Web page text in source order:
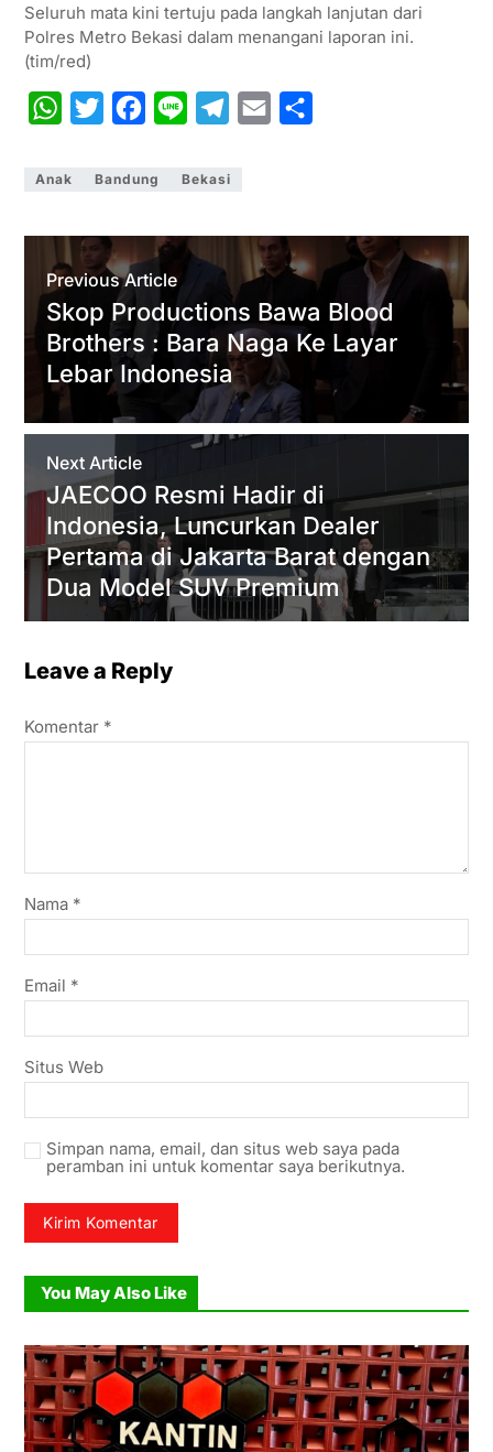
Seluruh mata kini tertuju pada langkah lanjutan dari
Polres Metro Bekasi dalam menangani laporan ini.
(tim/red)
W
a
s
A
p
p
i
t
e
r
c
b
o
o
k
n
l
g
a
m
l
e
Anak Bandung Bekasi
Previous Article
Skop Productions Bawa Blood
Brothers : Bara Naga Ke Layar
Lebar Indonesia
Next Article
JAECOO Resmi Hadir di
Indonesia, Luncurkan Dealer
Pertama di Jakarta Barat dengan
Dua Model SUV Premium
Leave a Reply
Komentar *
Nama *
Email *
Situs Web
Simpan nama, email, dan situs web saya pada
peramban ini untuk komentar saya berikutnya.
You May Also Like